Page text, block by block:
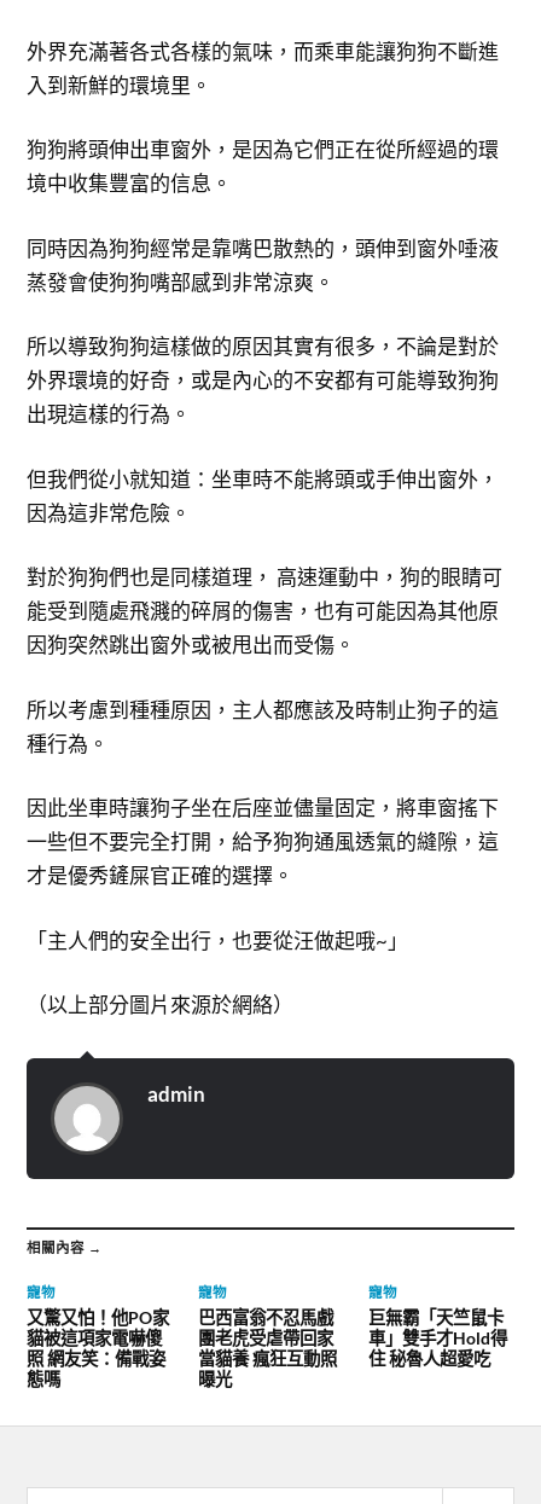
外界充滿著各式各樣的氣味，而乘車能讓狗狗不斷進
入到新鮮的環境里。
狗狗將頭伸出車窗外，是因為它們正在從所經過的環
境中收集豐富的信息。
同時因為狗狗經常是靠嘴巴散熱的，頭伸到窗外唾液
蒸發會使狗狗嘴部感到非常涼爽。
所以導致狗狗這樣做的原因其實有很多，不論是對於
外界環境的好奇，或是內心的不安都有可能導致狗狗
出現這樣的行為。
但我們從小就知道：坐車時不能將頭或手伸出窗外，
因為這非常危險。
對於狗狗們也是同樣道理， 高速運動中，狗的眼睛可
能受到隨處飛濺的碎屑的傷害，也有可能因為其他原
因狗突然跳出窗外或被甩出而受傷。
所以考慮到種種原因，主人都應該及時制止狗子的這
種行為。
因此坐車時讓狗子坐在后座並儘量固定，將車窗搖下
一些但不要完全打開，給予狗狗通風透氣的縫隙，這
才是優秀鏟屎官正確的選擇。
「主人們的安全出行，也要從汪做起哦~」
（以上部分圖片來源於網絡）
admin
相關內容 →
寵物
又驚又怕！他PO家
貓被這項家電嚇傻
照 網友笑：備戰姿
態嗎
寵物
巴西富翁不忍馬戲
團老虎受虐帶回家
當貓養 瘋狂互動照
曝光
寵物
巨無霸「天竺鼠卡
車」雙手才Hold得
住 秘魯人超愛吃